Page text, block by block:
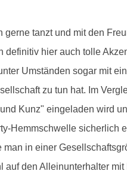
gerne tanzt und mit den
definitiv hier auch tolle
Umständen sogar mit
zu tun hat. Im
Kunz" eingeladen wird
Hemmschwelle sicherlich
man in einer
auf den Alleinunterhalter mit